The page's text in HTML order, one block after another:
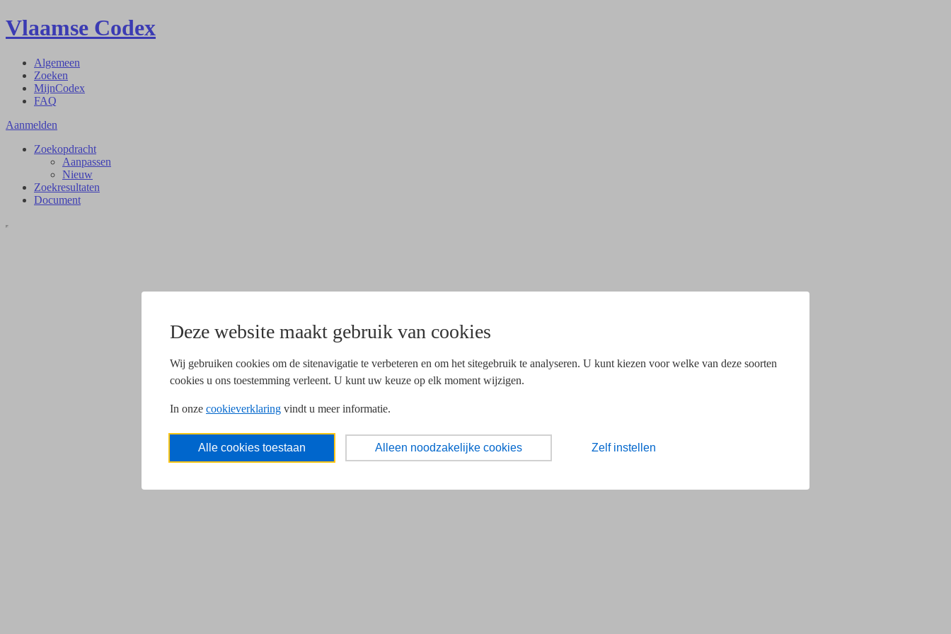
Deze website maakt gebruik van cookies
Wij gebruiken cookies om de sitenavigatie te verbeteren en om het sitegebruik te analyseren. U kunt kiezen voor welke van deze soorten
cookies u ons toestemming verleent. U kunt uw keuze op elk moment wijzigen.
In onze cookieverklaring vindt u meer informatie.
Alle cookies toestaan Alleen noodzakelijke cookies Zelf instellen
Vlaamse Codex
Algemeen
Zoeken
MijnCodex
FAQ
Aanmelden
Zoekopdracht
Aanpassen
Nieuw
Zoekresultaten
Document